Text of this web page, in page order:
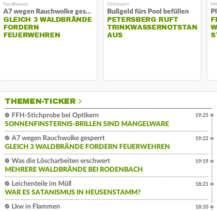
A7 wegen Rauchwolke gesperrt
GLEICH 3 WALDBRÄNDE
FORDERN
FEUERWEHREN
Bußgeld fürs Pool befüllen
PETERSBERG RUFT
TRINKWASSERNOTSTAND
AUS
THEMEN-TICKER
FFH-Stichprobe bei Optikern
SONNENFINSTERNIS-BRILLEN SIND MANGELWARE
19:25
A7 wegen Rauchwolke gesperrt
GLEICH 3 WALDBRÄNDE FORDERN FEUERWEHREN
19:22
Was die Löscharbeiten erschwert
MEHRERE WALDBRÄNDE BEI RODENBACH
19:19
Leichenteile im Müll
WAR ES SATANISMUS IN HEUSENSTAMM?
18:21
Lkw in Flammen
18:10